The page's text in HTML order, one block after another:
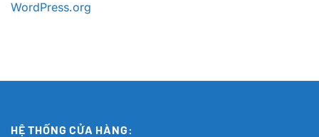
WordPress.org
HỆ THỐNG CỬA HÀNG: